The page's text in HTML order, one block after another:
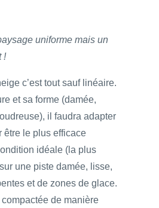
uniforme mais un
!
c’est tout sauf linéaire.
et sa forme (damée,
il faudra adapter
être le plus efficace
idéale (la plus
une piste damée, lisse,
et de zones de glace.
de manière